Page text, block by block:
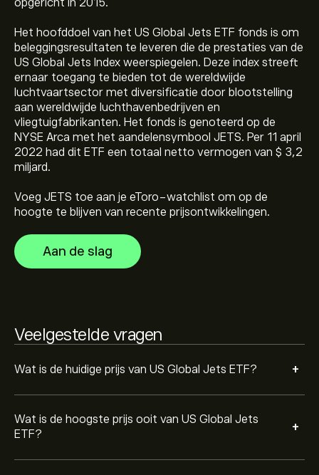
opgericht in 2015.
Het hoofddoel van het US Global Jets ETF fonds is om
beleggingsresultaten te leveren die de prestaties van de
US Global Jets Index weerspiegelen. Deze index streeft
ernaar toegang te bieden tot de wereldwijde
luchtvaartsector met diversificatie door blootstelling
aan wereldwijde luchthavenbedrijven en
vliegtuigfabrikanten. Het fonds is genoteerd op de
NYSE Arca met het aandelensymbool JETS. Per 11 april
2022 had dit ETF een totaal netto vermogen van $ 3,2
miljard.
Voeg JETS toe aan je eToro-watchlist om op de
hoogte te blijven van recente prijsontwikkelingen.
Aan de slag
Veelgestelde vragen
Wat is de huidige prijs van US Global Jets ETF? +
De huidige prijs van JETS is 32.54‎$‎
Wat is de hoogste prijs ooit van US Global Jets
ETF?
+
De recordhoogte van US Global Jets ETF is 34.05‎$‎
Selecteer het "1D" of "1W" tijdsbestek op de eToro
grafiek en zoom uit om de historische prijsbewegingen
Jets ETF lag het afgelopen jaar tussen 8.94‎$‎
Als je JETS wilt kopen, ga je naar de pagina "US Global
Jets ETF (JETS)" op de eToro-website. Zodra je een
wordt gekocht.